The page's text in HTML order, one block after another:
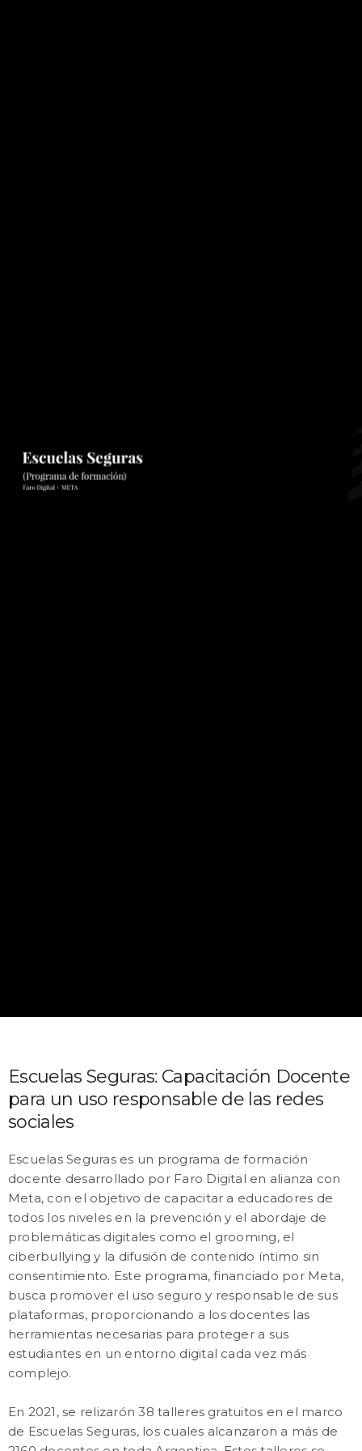
Escuelas Seguras: Capacitación Docente
para un uso responsable de las redes
sociales
Escuelas Seguras es un programa de formación
docente desarrollado por Faro Digital en alianza con
Meta, con el objetivo de capacitar a educadores de
todos los niveles en la prevención y el abordaje de
problemáticas digitales como el grooming, el
ciberbullying y la difusión de contenido íntimo sin
consentimiento. Este programa, financiado por Meta,
busca promover el uso seguro y responsable de sus
plataformas, proporcionando a los docentes las
herramientas necesarias para proteger a sus
estudiantes en un entorno digital cada vez más
complejo.
En 2021, se relizarón 38 talleres gratuitos en el marco
de Escuelas Seguras, los cuales alcanzaron a más de